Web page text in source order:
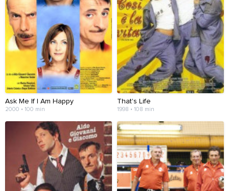
Ask Me If I Am Happy
2000 • 100 min
That's Life
1998 • 108 min